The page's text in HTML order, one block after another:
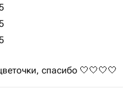
спасибо 🤍🤍🤍🤍